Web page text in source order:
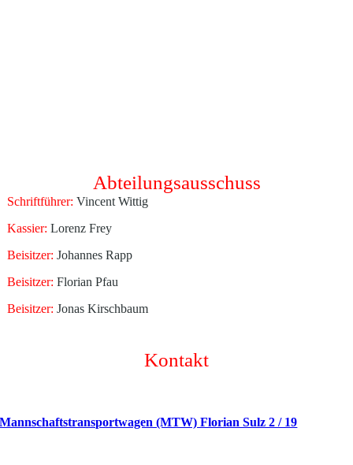
Abteilungsausschuss
Schriftführer: Vincent Wittig
Kassier: Lorenz Frey
Beisitzer: Johannes Rapp
Beisitzer: Florian Pfau
Beisitzer: Jonas Kirschbaum
Kontakt
Mannschaftstransportwagen (MTW) Florian Sulz 2 / 19